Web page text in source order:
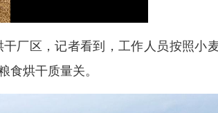
厂区，记者看到，工作人员按照小
食烘干质量关。